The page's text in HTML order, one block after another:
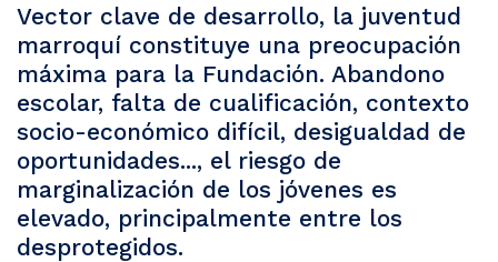
Vector clave de desarrollo, la juventud
marroquí constituye una preocupación
máxima para la Fundación. Abandono
escolar, falta de cualificación, contexto
socio-económico difícil, desigualdad de
oportunidades..., el riesgo de
marginalización de los jóvenes es
elevado, principalmente entre los
desprotegidos.